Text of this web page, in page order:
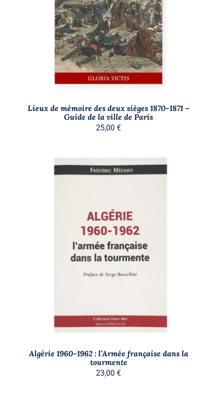
Lieux de mémoire des deux sièges 1870-1871 –
Guide de la ville de Paris
25,00 €
AJOUTER AU PANIER
/
Algérie 1960-1962 : l’Armée française dans la
tourmente
23,00 €